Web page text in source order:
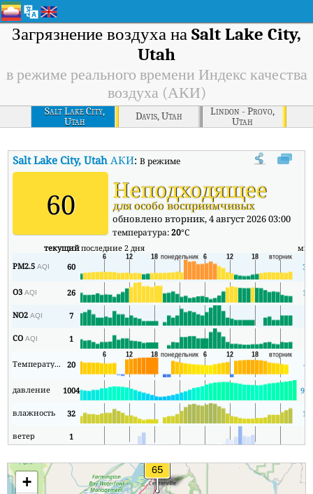
Загрязнение воздуха на Salt Lake City,
Utah
в режиме реального времени Индекс качества
воздуха (АКИ)
Salt Lake City,
Utah
Davis, Utah
Lindon - Provo,
Utah
Salt Lake City, Utah АКИ:В режиме реального времени Индекс
60 Неподходящее
для особо восприимчивых
обновлено вторник, 4 август 2026 03:00
температура:20°C
текущийпоследние 2 дня
PM2.5AQI 60 31
O3AQI 26 17
NO2AQI 7
COAQI 1
Температура 20 -8
давление 1004 994
влажность 32 14
ветер 1
+